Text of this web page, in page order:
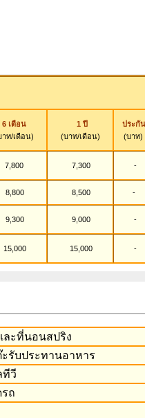
6 เดือน
าท/เดือน)
1 ปี
(บาท/เดือน)
ประกัน
(บาท)
7,800 7,300 -
8,800 8,500 -
9,300 9,000 -
15,000 15,000 -
ละที่นอนสปริง
รับประทานอาหาร
ทีวี
ถ